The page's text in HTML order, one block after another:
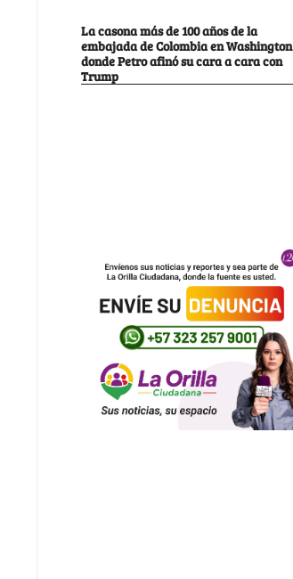
La casona más de 100 años de la
embajada de Colombia en Washington
donde Petro afinó su cara a cara con
Trump